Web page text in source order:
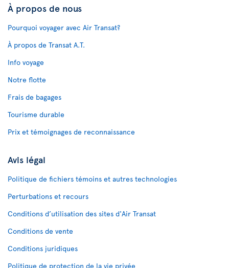
À propos de nous
Pourquoi voyager avec Air Transat?
À propos de Transat A.T.
Info voyage
Notre flotte
Frais de bagages
Tourisme durable
Prix et témoignages de reconnaissance
Avis légal
Politique de fichiers témoins et autres technologies
Perturbations et recours
Conditions d’utilisation des sites d'Air Transat
Conditions de vente
Conditions juridiques
Politique de protection de la vie privée